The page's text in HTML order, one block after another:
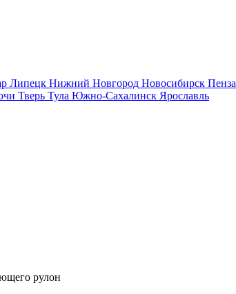
Липецк Нижний Новгород Новосибирск Пенза
Тверь Тула Южно-Сахалинск Ярославль
рулон